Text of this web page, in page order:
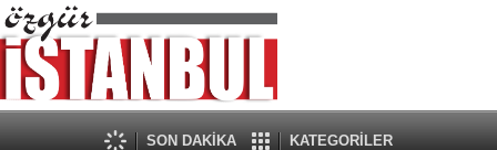
SON DAKİKA KATEGORİLER